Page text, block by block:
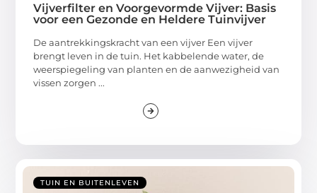
Vijverfilter en Voorgevormde Vijver: Basis
voor een Gezonde en Heldere Tuinvijver
De aantrekkingskracht van een vijver Een vijver
brengt leven in de tuin. Het kabbelende water, de
weerspiegeling van planten en de aanwezigheid van
vissen zorgen ...
TUIN EN BUITENLEVEN